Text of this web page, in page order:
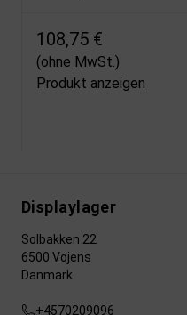
108,75 €
(ohne MwSt.)
Produkt anzeigen
Displaylager
Solbakken 22
6500 Vojens
Danmark
+4570209096